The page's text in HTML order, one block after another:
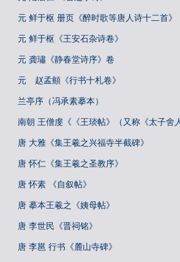
元 鲜于枢 册页《醉时歌等唐人诗十二首》
元 鲜于枢《王安石杂诗卷》
元 龚璛《静春堂诗序》卷
元 赵孟頫《行书十札卷》
兰亭序（冯承素摹本）
南朝 王僧虔《《王琰帖》（又称《太子舍
唐 大雅《集王羲之兴福寺半截碑》
唐 怀仁《集王羲之圣教序》
唐 怀素 《自叙帖》
唐 摹本王羲之《姨母帖》
唐 李世民《晋祠铭》
唐 李邕 行书《麓山寺碑》